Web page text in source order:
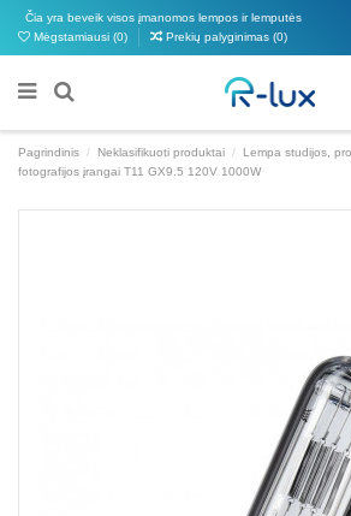
Čia yra beveik visos įmanomos lempos ir lemputės
Mėgstamiausi (0) Prekių palyginimas (0)
Pagrindinis Neklasifikuoti produktai
Lempa studijos,
fotografijos įrangai T11 GX9.5 120V 1000W